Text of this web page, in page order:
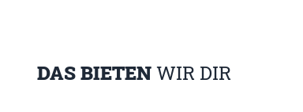
DAS BIETENWIR DIR